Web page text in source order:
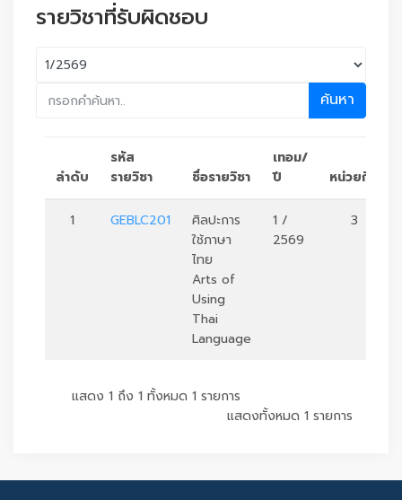
รายวิชาที่รับผิดชอบ
ค้นหา
ลำดับ
รหัส
รายวิชา
ชื่อรายวิชา
เทอม/
ปี
หน่วยกิต
1 GEBLC201
ศิลปะการ
ใช้ภาษา
ไทย
Arts of
Using
Thai
Language
1 /
2569
3
แสดง 1 ถึง 1 ทั้งหมด 1 รายการ
แสดงทั้งหมด 1 รายการ